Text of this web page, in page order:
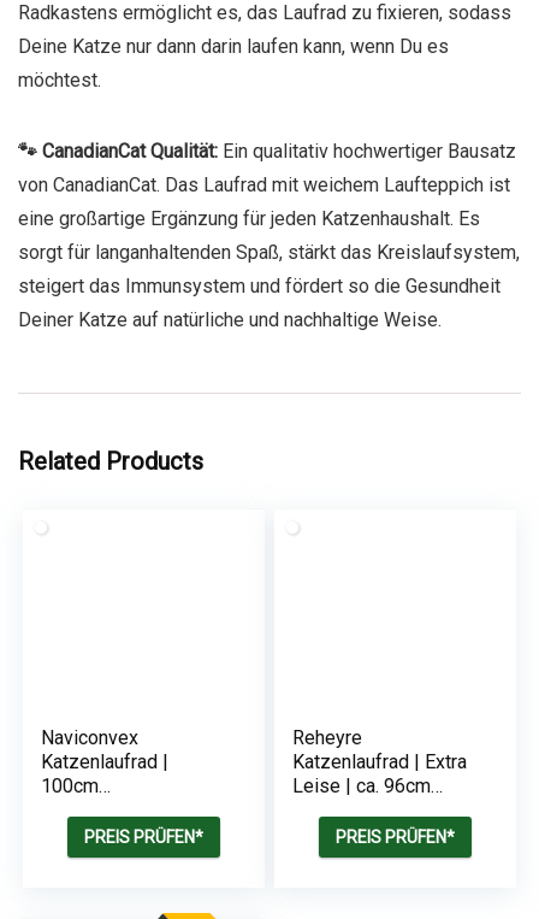
Radkastens ermöglicht es, das Laufrad zu fixieren, sodass
Deine Katze nur dann darin laufen kann, wenn Du es
möchtest.
🐾 CanadianCat Qualität: Ein qualitativ hochwertiger Bausatz
von CanadianCat. Das Laufrad mit weichem Laufteppich ist
eine großartige Ergänzung für jeden Katzenhaushalt. Es
sorgt für langanhaltenden Spaß, stärkt das Kreislaufsystem,
steigert das Immunsystem und fördert so die Gesundheit
Deiner Katze auf natürliche und nachhaltige Weise.
Related Products
Naviconvex
Katzenlaufrad |
100cm
PREIS PRÜFEN*
Reheyre
Katzenlaufrad | Extra
Leise | ca. 96cm
PREIS PRÜFEN*